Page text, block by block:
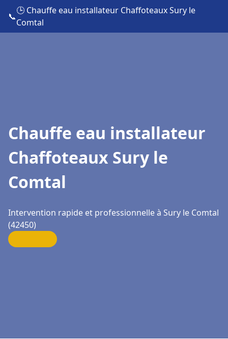
📞
🕒 Chauffe eau installateur Chaffoteaux Sury le
Comtal
Chauffe eau installateur
Chaffoteaux Sury le
Comtal
Intervention rapide et professionnelle à Sury le Comtal
(42450)